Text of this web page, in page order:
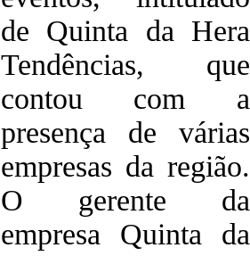
de Quinta da Hera
Tendências, que
contou com a
presença de várias
empresas da região.
O gerente da
empresa Quinta da